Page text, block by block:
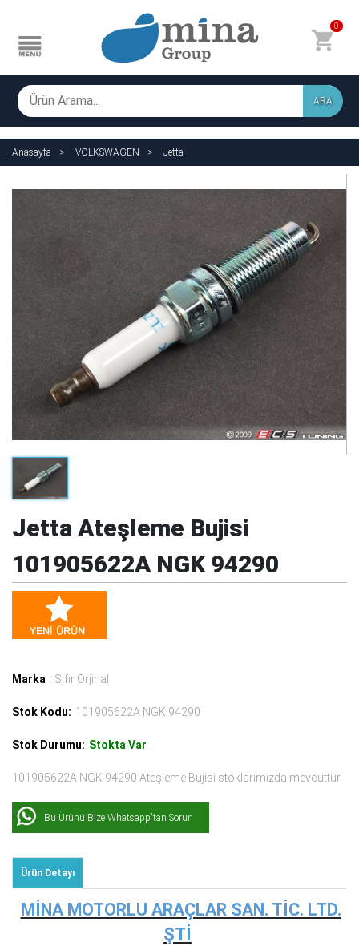
0
ARA
Anasayfa VOLKSWAGEN Jetta
Jetta Ateşleme Bujisi
101905622A NGK 94290
Marka : Sıfır Orjinal
Stok Kodu: 101905622A NGK 94290
Stok Durumu: Stokta Var
101905622A NGK 94290 Ateşleme Bujisi stoklarımızda mevcuttur.
Bu Ürünü Bize Whatsapp'tan Sorun
Ürün Detayı
MİNA MOTORLU ARAÇLAR SAN. TİC. LTD.
ŞTİ